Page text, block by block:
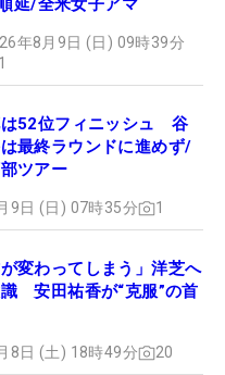
延/全米女子アマ
年8月9日 (日) 09時39分
1
52位フィニッシュ 谷
最終ラウンドに進めず/
ツアー
9日 (日) 07時35分 1
が変わってしまう」洋芝へ
安田祐香が“克服”の首
8日 (土) 18時49分 20